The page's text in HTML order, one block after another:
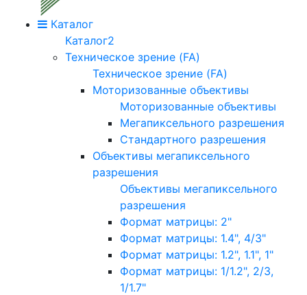
Каталог
Каталог2
Техническое зрение (FA)
Техническое зрение (FA)
Моторизованные объективы
Моторизованные объективы
Мегапиксельного разрешения
Стандартного разрешения
Объективы мегапиксельного
разрешения
Объективы мегапиксельного
разрешения
Формат матрицы: 2"
Формат матрицы: 1.4", 4/3"
Формат матрицы: 1.2", 1.1", 1"
Формат матрицы: 1/1.2", 2/3,
1/1.7"